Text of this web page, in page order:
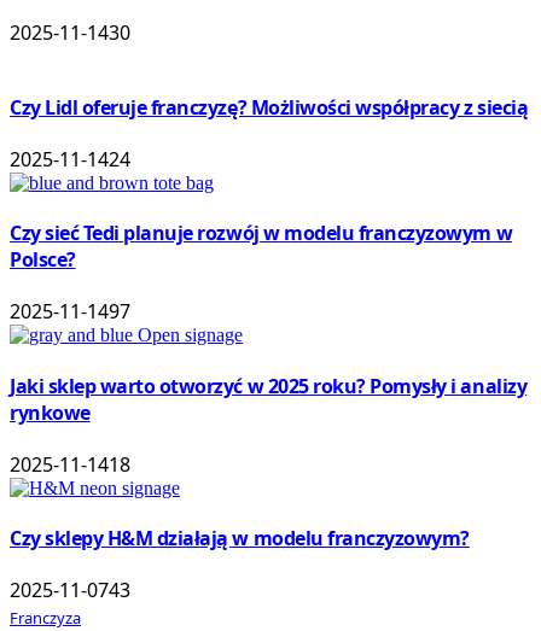
2025-11-1430
Czy Lidl oferuje franczyzę? Możliwości współpracy z siecią
2025-11-1424
Czy sieć Tedi planuje rozwój w modelu franczyzowym w
Polsce?
2025-11-1497
Jaki sklep warto otworzyć w 2025 roku? Pomysły i analizy
rynkowe
2025-11-1418
Czy sklepy H&M działają w modelu franczyzowym?
2025-11-0743
Franczyza